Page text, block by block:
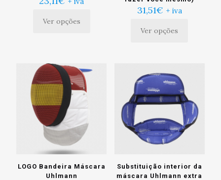
Ver opções
Este
variantes.
As
opções
podem
ser
escolhidas
na
página
produto
31,51€ + iva
Ver opções
Este
variantes.
As
opções
podem
ser
escolhidas
na
página
LOGO Bandeira Máscara
Uhlmann
Substituição interior da
máscara Uhlmann extra